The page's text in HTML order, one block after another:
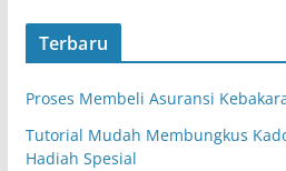
Terbaru
Proses Membeli Asuransi
Tutorial Mudah Membungkus
Hadiah Spesial